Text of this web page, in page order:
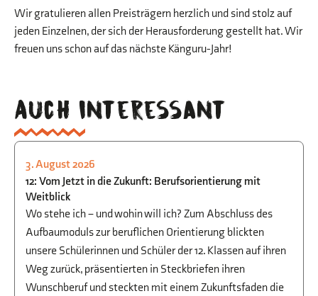
Wir gratulieren allen Preisträgern herzlich und sind stolz auf
jeden Einzelnen, der sich der Herausforderung gestellt hat. Wir
freuen uns schon auf das nächste Känguru-Jahr!
Auch interessant
STUDIEN- UND BERUFSORIENTIERUNG
3. August 2026
12: Vom Jetzt in die Zukunft: Berufsorientierung mit
Weitblick
Wo stehe ich – und wohin will ich? Zum Abschluss des
Aufbaumoduls zur beruflichen Orientierung blickten
unsere Schülerinnen und Schüler der 12. Klassen auf ihren
Weg zurück, präsentierten in Steckbriefen ihren
Wunschberuf und steckten mit einem Zukunftsfaden die